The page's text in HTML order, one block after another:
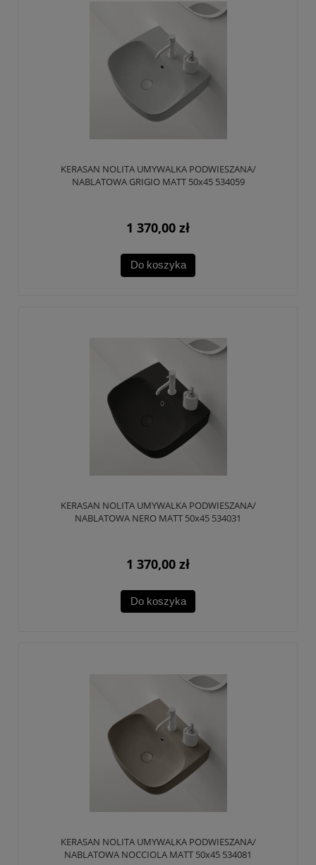
KERASAN NOLITA UMYWALKA PODWIESZANA/
NABLATOWA GRIGIO MATT 50x45 534059
1 370,00 zł
Do koszyka
KERASAN NOLITA UMYWALKA PODWIESZANA/
NABLATOWA NERO MATT 50x45 534031
1 370,00 zł
Do koszyka
KERASAN NOLITA UMYWALKA PODWIESZANA/
NABLATOWA NOCCIOLA MATT 50x45 534081